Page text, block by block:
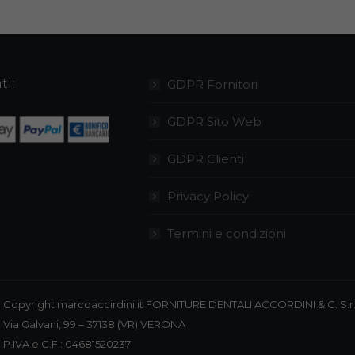
GDPR Fornitori
GDPR Sito Web
GDPR Clienti
Privacy Policy
Termini e condizioni
Copyright marcoaccirdini.it FORNITURE DENTALI ACCORDINI & C.
Via Galvani, 99 – 37138 (VR) VERONA
P.IVA e C.F.: 04681520237